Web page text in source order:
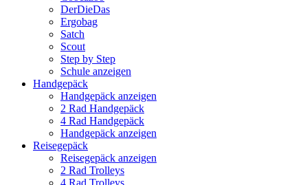
DerDieDas
Ergobag
Satch
Scout
Step by Step
Schule anzeigen
Handgepäck
Handgepäck anzeigen
2 Rad Handgepäck
4 Rad Handgepäck
Handgepäck anzeigen
Reisegepäck
Reisegepäck anzeigen
2 Rad Trolleys
4 Rad Trolleys